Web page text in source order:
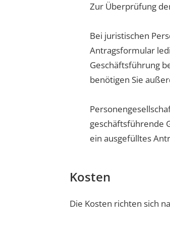
Zur Überprüfung
Bei juristischen
Antragsformular
Geschäftsführung
benötigen Sie
geschäftsführende
ein ausgefülltes
Kosten
Die Kosten richten sich